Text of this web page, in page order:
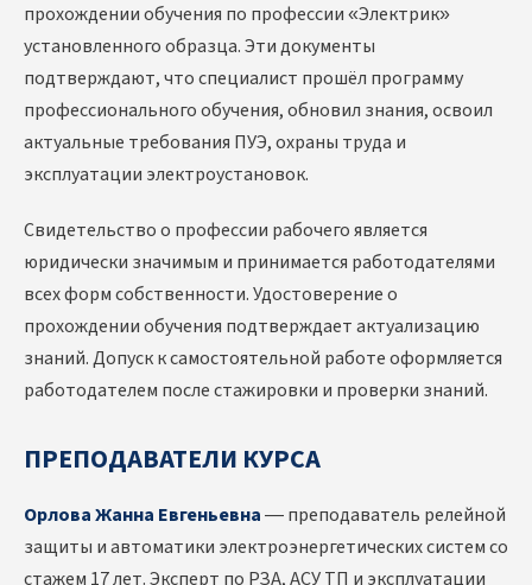
прохождении обучения по профессии «Электрик»
установленного образца. Эти документы
подтверждают, что специалист прошёл программу
профессионального обучения, обновил знания, освоил
актуальные требования ПУЭ, охраны труда и
эксплуатации электроустановок.
Свидетельство о профессии рабочего является
юридически значимым и принимается работодателями
всех форм собственности. Удостоверение о
прохождении обучения подтверждает актуализацию
знаний. Допуск к самостоятельной работе оформляется
работодателем после стажировки и проверки знаний.
ПРЕПОДАВАТЕЛИ КУРСА
Орлова Жанна Евгеньевна— преподаватель релейной
защиты и автоматики электроэнергетических систем со
стажем 17 лет. Эксперт по РЗА, АСУ ТП и эксплуатации